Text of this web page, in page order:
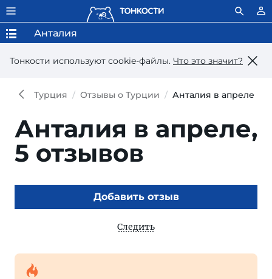
Тонкости используют сookie-файлы. Что это значит?
Анталия
Турция Отзывы о Турции Анталия в апреле
Анталия в апреле,
5 отзывов
Добавить отзыв
Следить